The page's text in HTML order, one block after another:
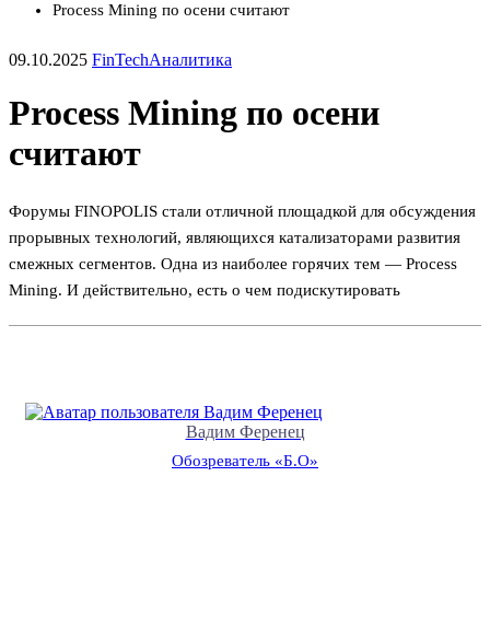
Process Mining по осени считают
09.10.2025 FinTechАналитика
Process Mining по осени
считают
Форумы FINOPOLIS стали отличной площадкой для обсуждения
прорывных технологий, являющихся катализаторами развития
смежных сегментов. Одна из наиболее горячих тем — Process
Mining. И действительно, есть о чем подискутировать
Вадим Ференец
Обозреватель «Б.О»